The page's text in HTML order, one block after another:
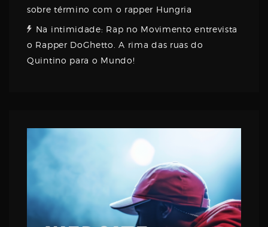
sobre término com o rapper Hungria
Na intimidade: Rap no Movimento entrevista
o Rapper DoGhetto. A rima das ruas do
Quintino para o Mundo!